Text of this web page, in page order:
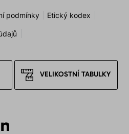
podmínky Etický kodex
VELIKOSTNÍ TABULKY